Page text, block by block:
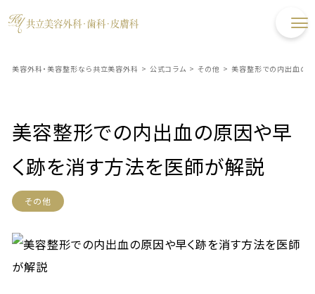
美容外科・美容整形なら共立美容外科 > 公式コラム > その他 > 美容整形での内出血の
美容整形での内出血の原因や早
く跡を消す方法を医師が解説
その他